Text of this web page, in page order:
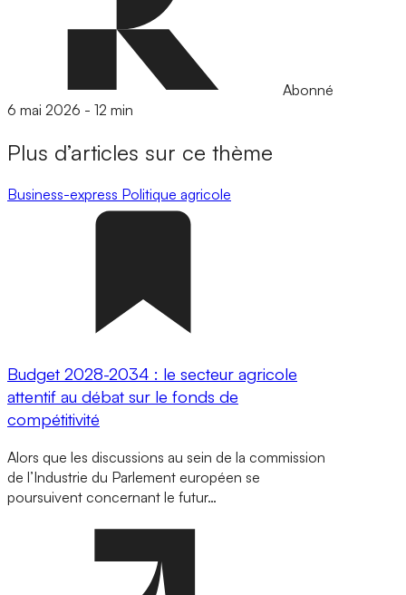
Abonné
6 mai 2026 - 12 min
Plus d’articles sur ce thème
Business-express Politique agricole
Budget 2028-2034 : le secteur agricole
attentif au débat sur le fonds de
compétitivité
Alors que les discussions au sein de la commission
de l’Industrie du Parlement européen se
poursuivent concernant le futur…